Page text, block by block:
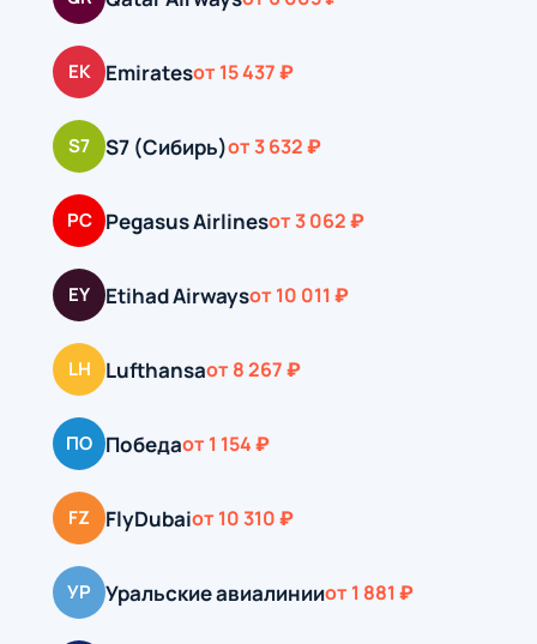
EK Emiratesот 15 437 ₽
S7 S7 (Сибирь)от 3 632 ₽
PC Pegasus Airlinesот 3 062 ₽
EY Etihad Airwaysот 10 011 ₽
LH Lufthansaот 8 267 ₽
ПО Победаот 1 154 ₽
FZ FlyDubaiот 10 310 ₽
УР Уральские авиалинииот 1 881 ₽